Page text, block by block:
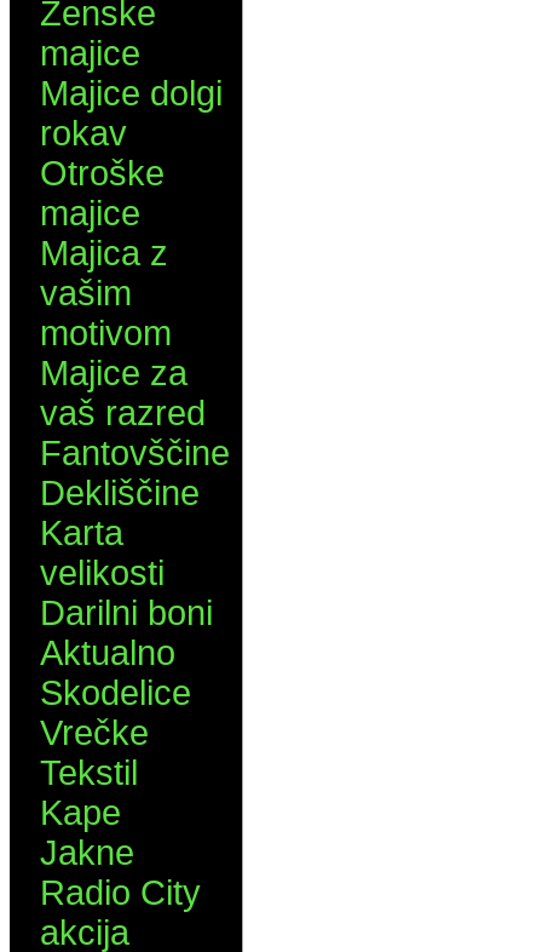
Ženske
majice
Majice dolgi
rokav
Otroške
majice
Majica z
vašim
motivom
Majice za
vaš razred
Fantovščine
Dekliščine
Karta
velikosti
Darilni boni
Aktualno
Skodelice
Vrečke
Tekstil
Kape
Jakne
Radio City
akcija